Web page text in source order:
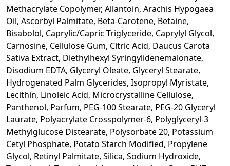
Methacrylate Copolymer, Allantoin, Arachis Hypogaea
Oil, Ascorbyl Palmitate, Beta-Carotene, Betaine,
Bisabolol, Caprylic/Capric Triglyceride, Caprylyl Glycol,
Carnosine, Cellulose Gum, Citric Acid, Daucus Carota
Sativa Extract, Diethylhexyl Syringylidenemalonate,
Disodium EDTA, Glyceryl Oleate, Glyceryl Stearate,
Hydrogenated Palm Glycerides, Isopropyl Myristate,
Lecithin, Linoleic Acid, Microcrystalline Cellulose,
Panthenol, Parfum, PEG-100 Stearate, PEG-20 Glyceryl
Laurate, Polyacrylate Crosspolymer-6, Polyglyceryl-3
Methylglucose Distearate, Polysorbate 20, Potassium
Cetyl Phosphate, Potato Starch Modified, Propylene
Glycol, Retinyl Palmitate, Silica, Sodium Hydroxide,